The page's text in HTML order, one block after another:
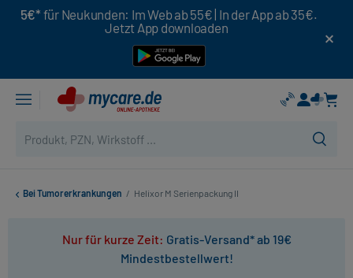
5€* für Neukunden: Im Web ab 55€ | In der App ab 35€.
Jetzt App downloaden
Bei Tumorerkrankungen / Helixor M Serienpackung II
Nur für kurze Zeit: Gratis-Versand* ab 19€
Mindestbestellwert!